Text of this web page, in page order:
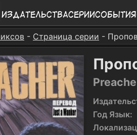
ИздательстваСерииСобытия
- Страница серии -
Год Язык: